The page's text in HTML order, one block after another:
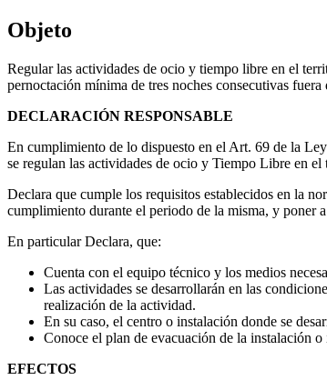
Objeto
Regular las actividades de ocio y tiempo libre en el
pernoctación mínima de tres noches consecutivas
DECLARACIÓN RESPONSABLE
En cumplimiento de lo dispuesto en el Art. 69 de la
se regulan las actividades de ocio y Tiempo Libre en
Declara que cumple los requisitos establecidos en la
cumplimiento durante el periodo de la misma, y poner
En particular Declara, que:
Cuenta con el equipo técnico y los medios
Las actividades se desarrollarán en las
realización de la actividad.
En su caso, el centro o instalación donde se
Conoce el plan de evacuación de la instalación
EFECTOS